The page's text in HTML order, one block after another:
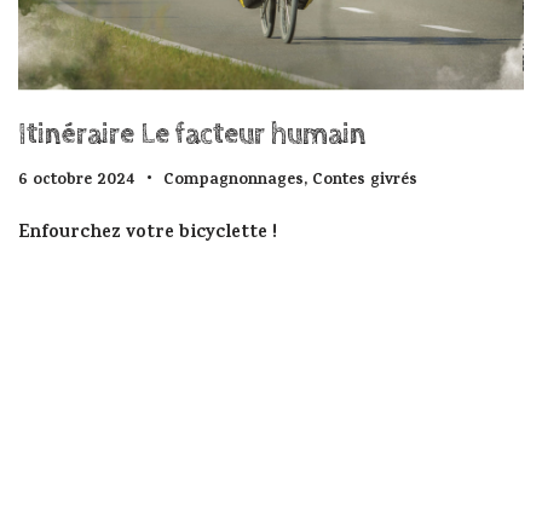
Itinéraire Le facteur humain
6 octobre 2024 Compagnonnages, Contes givrés
Enfourchez votre bicyclette !